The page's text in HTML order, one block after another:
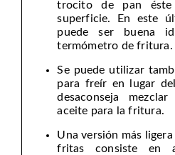
trocito de pan
superficie. En este
puede ser buena
termómetro de fritura.
Se puede utilizar
para freír en lugar
desaconseja
aceite para la fritura.
Una versión más
fritas consiste en